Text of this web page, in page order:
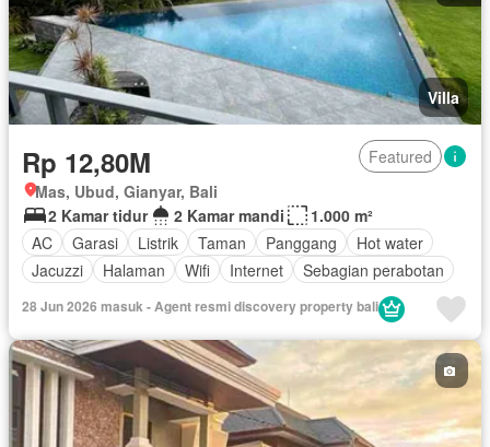
Rumah jaga
Ruang layanan Sauna Spa
Taman
Taman atap
Tangki air Telephone Televisi
Garasi
Panggang
Teras Halaman Wifi Berperabot lengkap
Villa
Rp 12,80M
Featured
Mas, Ubud, Gianyar, Bali
2 Kamar tidur
2 Kamar mandi
1.000 m²
AC
Garasi Listrik Taman Panggang
Hot water
Jacuzzi
Halaman Wifi Internet Sebagian perabotan
28 Jun 2026 masuk - Agent resmi discovery property bali